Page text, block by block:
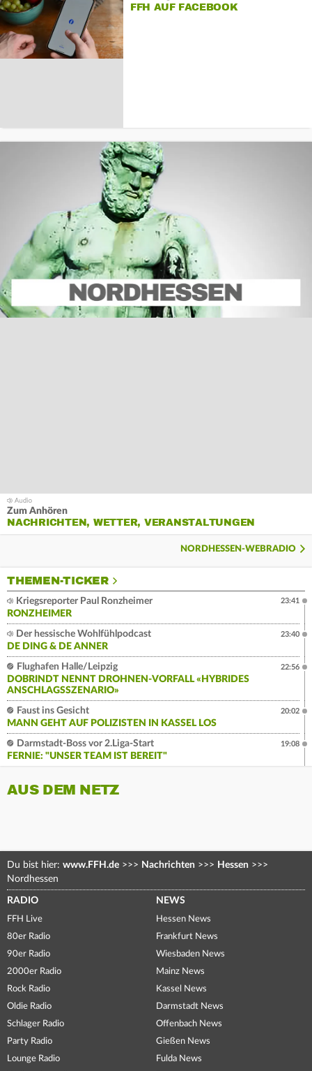
FFH AUF FACEBOOK
Zum Anhören
NACHRICHTEN, WETTER, VERANSTALTUNGEN
NORDHESSEN-WEBRADIO
THEMEN-TICKER
Kriegsreporter Paul Ronzheimer
RONZHEIMER
23:41
Der hessische Wohlfühlpodcast
DE DING & DE ANNER
23:40
Flughafen Halle/Leipzig
DOBRINDT NENNT DROHNEN-VORFALL «HYBRIDES
ANSCHLAGSSZENARIO»
22:56
Faust ins Gesicht
MANN GEHT AUF POLIZISTEN IN KASSEL LOS
20:02
Darmstadt-Boss vor 2.Liga-Start
FERNIE: "UNSER TEAM IST BEREIT"
19:08
AUS DEM NETZ
Du bist hier: www.FFH.de >>> Nachrichten >>> Hessen >>>
Nordhessen
RADIO
FFH Live
80er Radio
90er Radio
2000er Radio
Rock Radio
Oldie Radio
Schlager Radio
Party Radio
Lounge Radio
NEWS
Hessen News
Frankfurt News
Wiesbaden News
Mainz News
Kassel News
Darmstadt News
Offenbach News
Gießen News
Fulda News